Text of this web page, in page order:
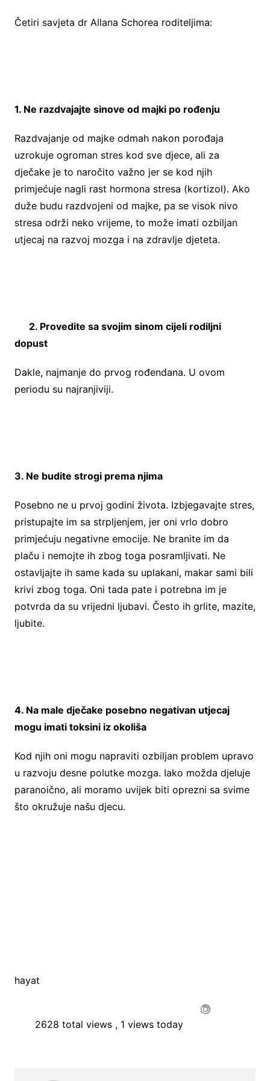
Četiri savjeta dr Allana Schorea roditeljima:
1. Ne razdvajajte sinove od majki po rođenju
Razdvajanje od majke odmah nakon porođaja
uzrokuje ogroman stres kod sve djece, ali za
dječake je to naročito važno jer se kod njih
primjećuje nagli rast hormona stresa (kortizol). Ako
duže budu razdvojeni od majke, pa se visok nivo
stresa održi neko vrijeme, to može imati ozbiljan
utjecaj na razvoj mozga i na zdravlje djeteta.
2. Provedite sa svojim sinom cijeli rodiljni
dopust
Dakle, najmanje do prvog rođendana. U ovom
periodu su najranjiviji.
3. Ne budite strogi prema njima
Posebno ne u prvoj godini života. Izbjegavajte stres,
pristupajte im sa strpljenjem, jer oni vrlo dobro
primjećuju negativne emocije. Ne branite im da
plaču i nemojte ih zbog toga posramljivati. Ne
ostavljajte ih same kada su uplakani, makar sami bili
krivi zbog toga. Oni tada pate i potrebna im je
potvrda da su vrijedni ljubavi. Često ih grlite, mazite,
ljubite.
4. Na male dječake posebno negativan utjecaj
mogu imati toksini iz okoliša
Kod njih oni mogu napraviti ozbiljan problem upravo
u razvoju desne polutke mozga. Iako možda djeluje
paranoično, ali moramo uvijek biti oprezni sa svime
što okružuje našu djecu.
hayat
2628 total views , 1 views today